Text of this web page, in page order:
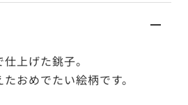
上げた銚子。
おめでたい絵柄です。